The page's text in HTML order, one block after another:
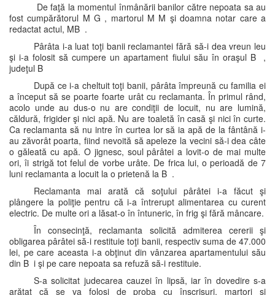
De faţă la momentul înmânării banilor către nepoata sa au
fost cumpărătorul M G , martorul M M şi doamna notar care a
redactat actul, MB .
Pârâta i-a luat toţi banii reclamantei fără să-i dea vreun leu
şi i-a folosit să cumpere un apartament fiului său în oraşul B ,
judeţul B
După ce i-a cheltuit toţi banii, pârâta împreună cu familia ei
a început să se poarte foarte urât cu reclamanta. În primul rând,
acolo unde au dus-o nu are condiţii de locuit, nu are lumină,
căldură, frigider şi nici apă. Nu are toaletă în casă şi nici în curte.
Ca reclamanta să nu intre în curtea lor să ia apă de la fântână i-
au zăvorât poarta, fiind nevoită să apeleze la vecini să-i dea câte
o găleată cu apă. O jignesc, soul pârâtei a lovit-o de mai multe
ori, îi strigă tot felul de vorbe urâte. De frica lui, o perioadă de 7
luni reclamanta a locuit la o prietenă la B .
Reclamanta mai arată că soţului pârâtei i-a făcut şi
plângere la poliţie pentru că i-a întrerupt alimentarea cu curent
electric. De multe ori a lăsat-o în întuneric, în frig şi fără mâncare.
În consecinţă, reclamanta solicită admiterea cererii şi
obligarea pârâtei să-i restituie toţi banii, respectiv suma de 47.000
lei, pe care aceasta i-a obţinut din vânzarea apartamentului său
din B i şi pe care nepoata sa refuză să-i restituie.
S-a solicitat judecarea cauzei în lipsă, iar în dovedire s-a
arătat că se va folosi de proba cu înscrisuri, martori şi